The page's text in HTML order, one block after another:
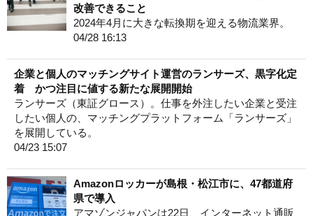
改善できること
2024年4月に大きな転換期を迎える物流業界。
04/28 16:13
企業と個人のマッチングサイト運営のランサーズ、黒字化定
着 かつ注目に値する新たな展開開始
ランサーズ（東証グロース）。仕事を外注したい企業と受注
したい個人の、マッチングプラットフォーム「ランサーズ」
を展開している。
04/23 15:07
Amazonロッカーが島根・松江市に、47都道府
県で導入
アマゾンジャパンは22日、インターネット通販